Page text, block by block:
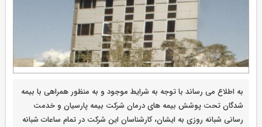
به اطلاع می رساند با توجه به شرایط موجود و به منظور همراهی با بیمه
شدگان تحت پوشش بیمه های درمان شرکت بیمه پارسیان و خدمت
رسانی شبانه روزی به ایشان، کارشناسان این شرکت در تمام ساعات شبانه